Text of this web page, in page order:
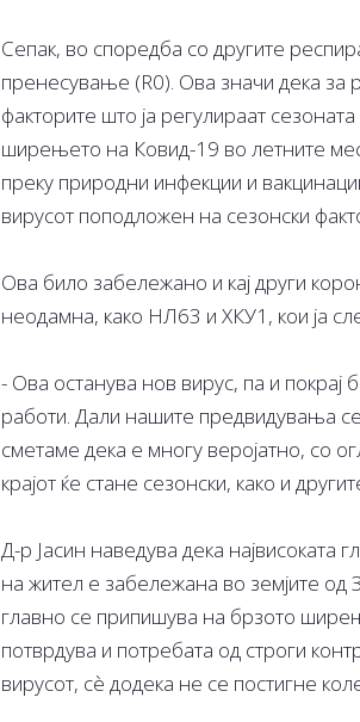
Сепак, во споредба со другите
пренесување (R0). Ова значи дека за
факторите што ја регулираат
ширењето на Ковид-19 во летните
преку природни инфекции и
вирусот поподложен на сезонски
Ова било забележано и кај други
неодамна, како НЛ63 и ХКУ1, кои ја
- Ова останува нов вирус, па и покрај
работи. Дали нашите предвидувања
сметаме дека е многу веројатно, со
крајот ќе стане сезонски, како и
Д-р Јасин наведува дека највисоката
на жител е забележана во земјите од
главно се припишува на брзото
потврдува и потребата од строги
вирусот, сè додека не се постигне